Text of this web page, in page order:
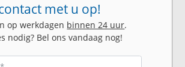
met u op!
op werkdagen binnen 24 uur.
nodig? Bel ons vandaag nog!